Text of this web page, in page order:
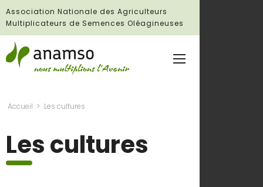
Association Nationale des Agriculteurs
Multiplicateurs de Semences Oléagineuses
Accueil Les cultures
Les cultures